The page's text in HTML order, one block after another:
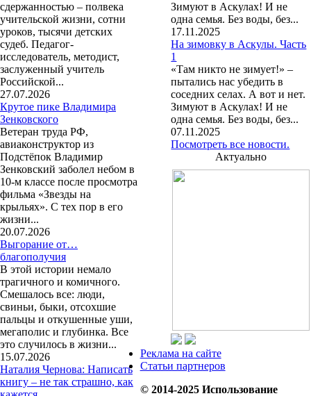
сдержанностью – полвека
учительской жизни, сотни
уроков, тысячи детских
судеб. Педагог-
исследователь, методист,
заслуженный учитель
Российской...
27.07.2026
Крутое пике Владимира
Зенковского
Ветеран труда РФ,
авиаконструктор из
Подстёпок Владимир
Зенковский заболел небом в
10-м классе после просмотра
фильма «Звезды на
крыльях». С тех пор в его
жизни...
20.07.2026
Выгорание от…
благополучия
В этой истории немало
трагичного и комичного.
Смешалось все: люди,
свиньи, быки, отсохшие
пальцы и откушенные уши,
мегаполис и глубинка. Все
это случилось в жизни...
15.07.2026
Наталия Чернова: Написать
книгу – не так страшно, как
Зимуют в Аскулах! И не
одна семья. Без воды, без...
17.11.2025
На зимовку в Аскулы. Часть
1
«Там никто не зимует!» –
пытались нас убедить в
соседних селах. А вот и нет.
Зимуют в Аскулах! И не
одна семья. Без воды, без...
07.11.2025
Посмотреть все новости.
Актуально
Реклама на сайте
Статьи партнеров
© 2014-2025 Использование